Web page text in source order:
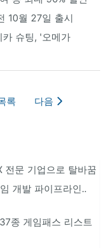
10월 27일 출시
슈팅, '오메가
록 다음
전문 기업으로 탈바꿈
개발 파이프라인..
종 게임패스 리스트